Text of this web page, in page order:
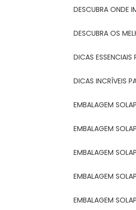
DESCUBRA
DESCUBRA OS
DICAS
DICAS INCRÍVEIS
EMBALAGEM
EMBALAGEM
EMBALAGEM
EMBALAGEM
EMBALAGEM